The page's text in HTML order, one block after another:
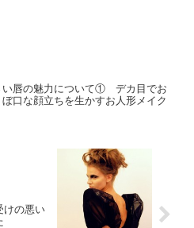
い唇の魅力について① デカ目でお
ぼ口な顔立ちを生かすお人形メイク
の悪い